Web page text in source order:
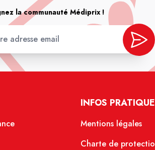
la communauté Médiprix !
INFOS
Mentions légales
Charte de